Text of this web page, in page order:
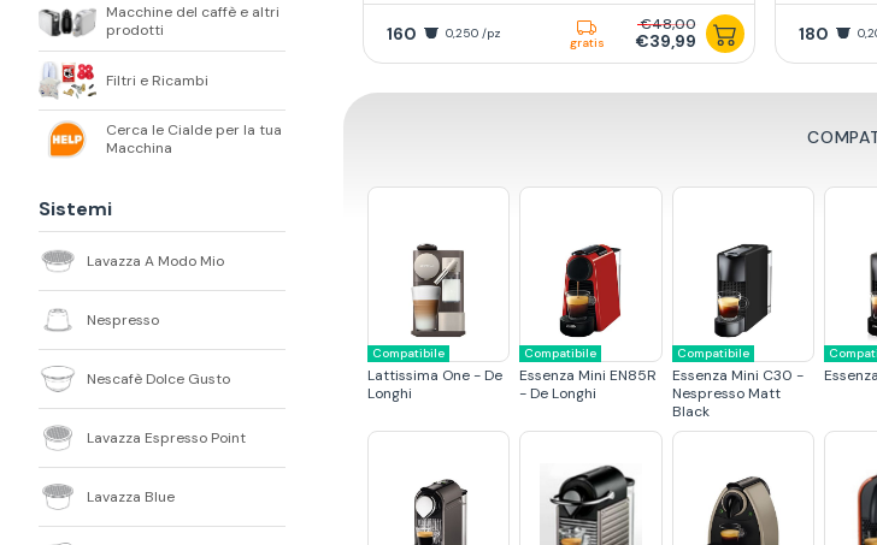
Macchine del caffè e altri
prodotti
Filtri e Ricambi
Cerca le Cialde per la tua
Macchina
Sistemi
Lavazza A Modo Mio
Nespresso
Nescafè Dolce Gusto
Lavazza Espresso Point
Lavazza Blue
160 0,250 /pz
gratis
€48,00
€39,99 180
Compatibile
Lattissima One - De
Longhi
Compatibile
Essenza Mini EN85R
- De Longhi
Compatibile
Essenza Mini C30 -
Nespresso Matt
Black